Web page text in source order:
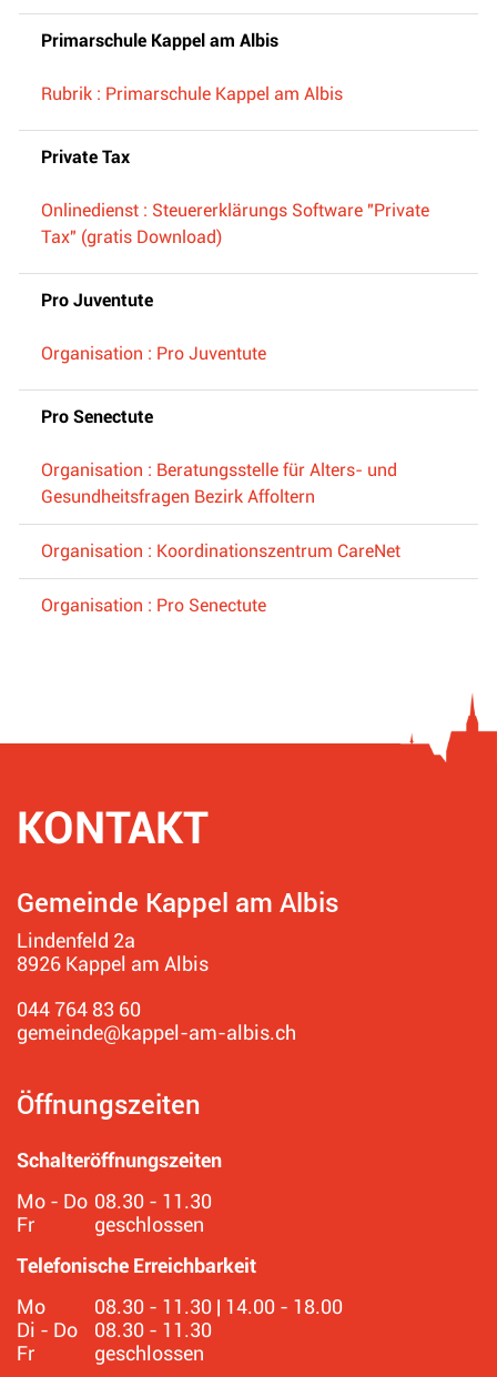
Primarschule Kappel am Albis
Rubrik : Primarschule Kappel am Albis
Private Tax
Onlinedienst : Steuererklärungs Software "Private
Tax" (gratis Download)
Pro Juventute
Organisation : Pro Juventute
Pro Senectute
Organisation : Beratungsstelle für Alters- und
Gesundheitsfragen Bezirk Affoltern
Organisation : Koordinationszentrum CareNet
Organisation : Pro Senectute
Fusszeile
KONTAKT
Gemeinde Kappel am Albis
Lindenfeld 2a
8926 Kappel am Albis
044 764 83 60
gemeinde@kappel-am-albis.ch
Öffnungszeiten
Schalteröffnungszeiten
Mo - Do 08.30 - 11.30
Fr
geschlossen
Telefonische Erreichbarkeit
Mo
08.30 - 11.30 | 14.00 - 18.00
Di - Do
08.30 - 11.30
Fr
geschlossen